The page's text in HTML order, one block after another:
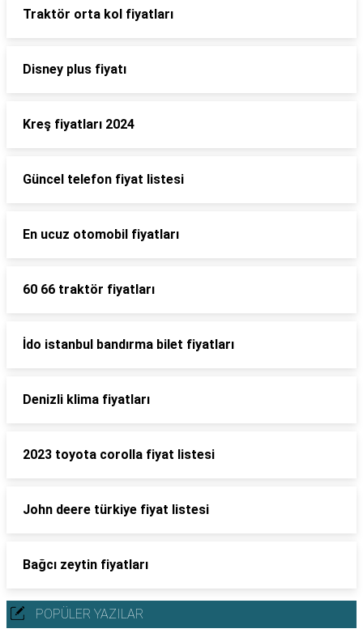
Traktör orta kol fiyatları
Disney plus fiyatı
Kreş fiyatları 2024
Güncel telefon fiyat listesi
En ucuz otomobil fiyatları
60 66 traktör fiyatları
İdo istanbul bandırma bilet fiyatları
Denizli klima fiyatları
2023 toyota corolla fiyat listesi
John deere türkiye fiyat listesi
Bağcı zeytin fiyatları
POPÜLER YAZILAR